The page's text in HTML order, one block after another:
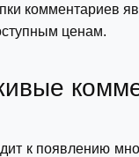
комментариев
ценам.
к появлению